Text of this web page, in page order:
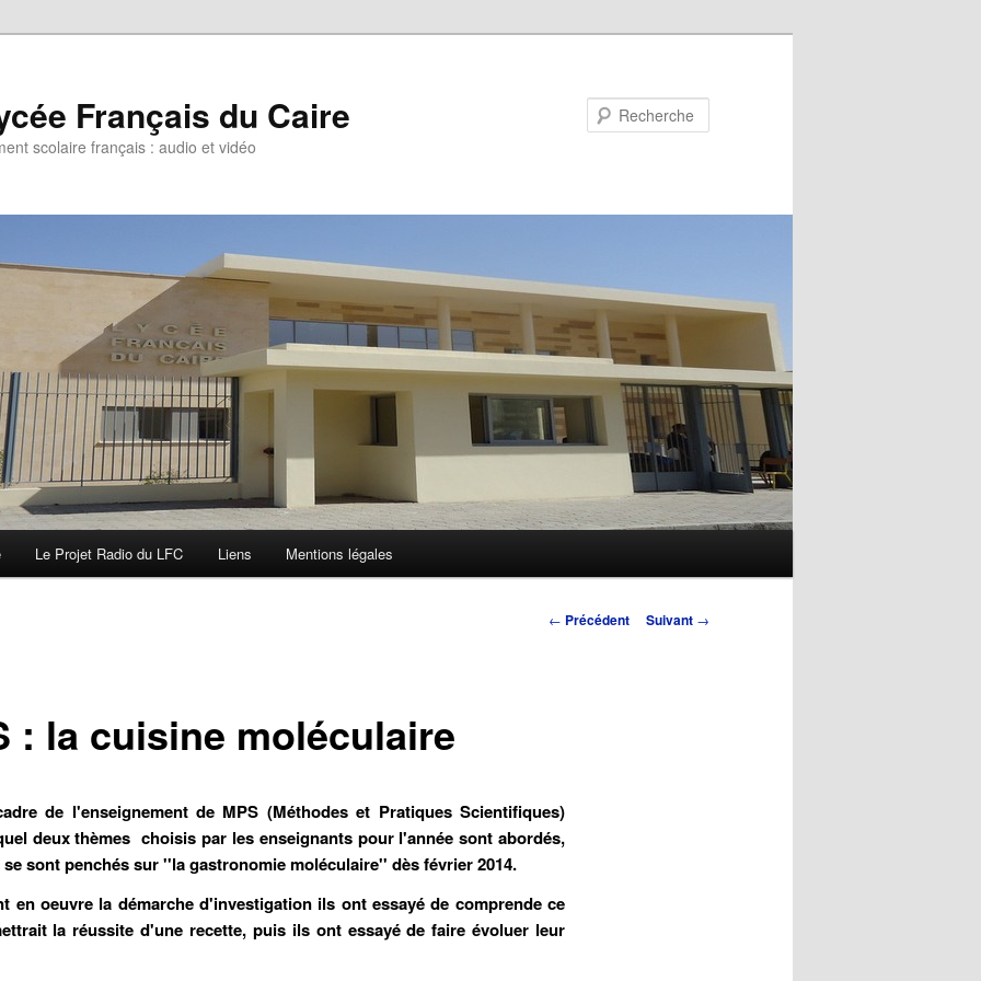
Français du Caire
scolaire français : audio et vidéo
Le Projet Radio du LFC Liens Mentions légales
Navigation
← Précédent Suivant →
: la cuisine moléculaire
de l'enseignement de MPS (Méthodes et Pratiques Scientifiques)
deux thèmes choisis par les enseignants pour l'année sont abordés,
se sont penchés sur ''la gastronomie moléculaire'' dès février 2014.
en oeuvre la démarche d'investigation ils ont essayé de comprende ce
la réussite d'une recette, puis ils ont essayé de faire évoluer leur